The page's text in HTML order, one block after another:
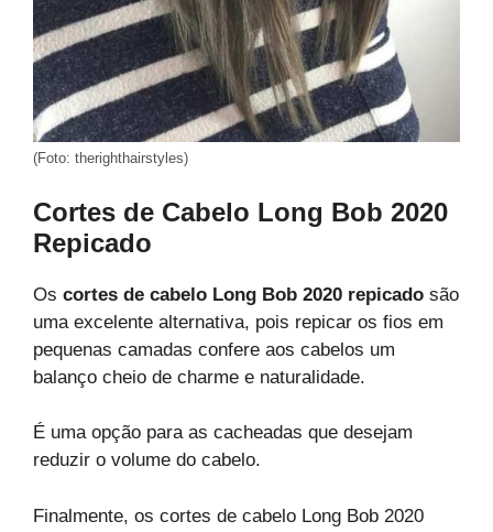
(Foto: therighthairstyles)
Cortes de Cabelo Long Bob 2020
Repicado
Os cortes de cabelo Long Bob 2020 repicado são
uma excelente alternativa, pois repicar os fios em
pequenas camadas confere aos cabelos um
balanço cheio de charme e naturalidade.
É uma opção para as cacheadas que desejam
reduzir o volume do cabelo.
Finalmente, os cortes de cabelo Long Bob 2020